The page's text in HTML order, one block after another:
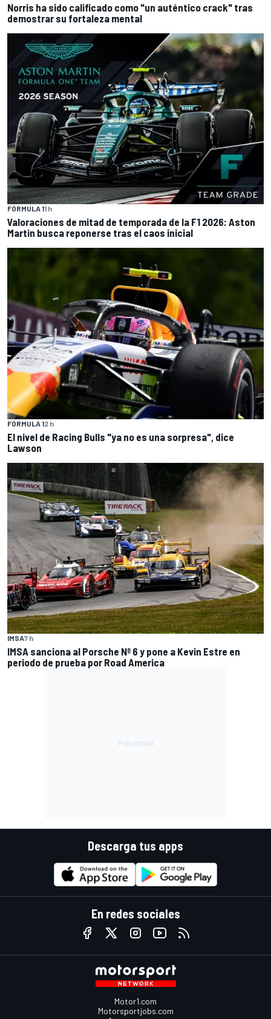
Norris ha sido calificado como "un auténtico crack" tras
demostrar su fortaleza mental
FÓRMULA 11 h
Valoraciones de mitad de temporada de la F1 2026: Aston
Martin busca reponerse tras el caos inicial
FÓRMULA 12 h
El nivel de Racing Bulls "ya no es una sorpresa", dice
Lawson
IMSA7 h
IMSA sanciona al Porsche Nº 6 y pone a Kevin Estre en
periodo de prueba por Road America
Descarga tus apps
En redes sociales
Motor1.com
Motorsportjobs.com